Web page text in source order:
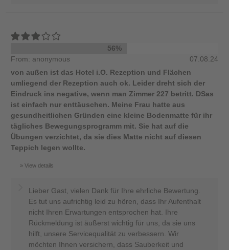
56%
From: anonymous
07.08.24
von außen ist das Hotel i.O. Rezeption und Flächen
umliegend der Rezeption auch ok. Leider dreht sich der
Eindruck ins negative, wenn man Zimmer 227 betritt. DSas
ist einfach nur enttäuschen. Meine Frau hatte aus
gesundheitlichen Gründen eine kleine Bodenmatte für ihr
tägliches Bewegungsprogramm mit. Sie hat auf die
Übungen verzichtet, da sie dies Matte nicht auf diesen
Teppich legen wollte.
View details
Lieber Gast, vielen Dank für Ihre ehrliche Bewertung.
Es tut uns aufrichtig leid zu hören, dass Ihr Aufenthalt
nicht Ihren Erwartungen entsprochen hat. Ihre
Rückmeldung ist äußerst wichtig für uns, da sie uns
hilft, unsere Servicequalität zu verbessern. Wir
möchten Ihnen versichern, dass Sauberkeit und